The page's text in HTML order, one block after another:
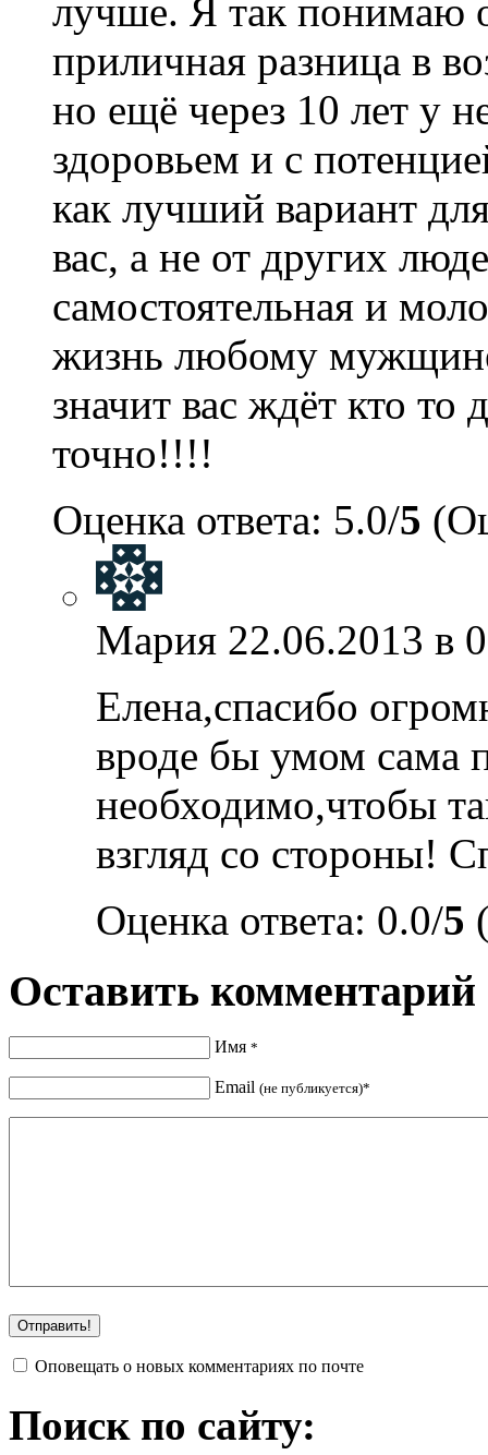
лучше. Я так понимаю
приличная разница в
но ещё через 10 лет у
здоровьем и с
как лучший вариант
вас, а не от других
самостоятельная и
жизнь любому
значит вас ждёт кто то
точно!!!!
Оценка ответа: 5.0/5
Мария 22.06.2013 в
Елена,спасибо
вроде бы умом сама
необходимо,чтобы
взгляд со стороны!
Оценка ответа: 0.0/5
Оставить комментарий
Имя *
Email (не публикуется)*
Оповещать о новых комментариях по почте
Поиск по сайту: